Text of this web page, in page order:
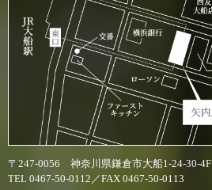
〒247-0056 神奈川県鎌倉市大船1-24-30-4F
TEL 0467-50-0112／FAX 0467-50-0113